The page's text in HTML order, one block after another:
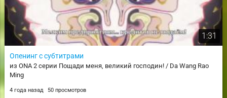
1:31
Опенинг с субтитрами
из ONA 2 серии Пощади меня, великий господин! / Da Wang Rao
Ming
4 года назад 50 просмотров